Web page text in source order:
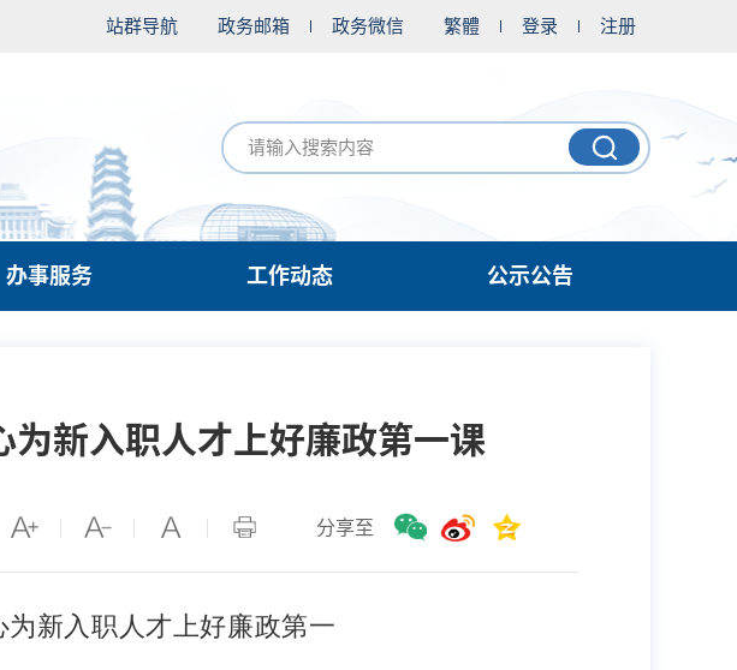
站群导航 政务邮箱 政务微信 繁體 登录 注册
办事服务 工作动态 公示公告
为新入职人才上好廉政第一课
分享至
新入职人才上好廉政第一